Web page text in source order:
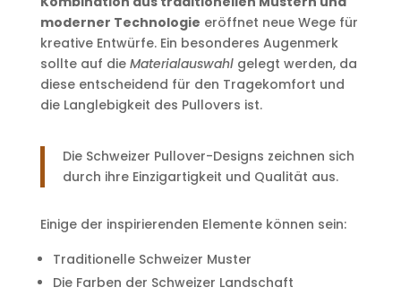
moderner Technologie eröffnet neue Wege für
kreative Entwürfe. Ein besonderes Augenmerk
sollte auf die Materialauswahlgelegt werden, da
diese entscheidend für den Tragekomfort und
die Langlebigkeit des Pullovers ist.
Die Schweizer Pullover-Designs zeichnen sich
durch ihre Einzigartigkeit und Qualität aus.
Einige der inspirierenden Elemente können sein:
Traditionelle Schweizer Muster
Die Farben der Schweizer Landschaft